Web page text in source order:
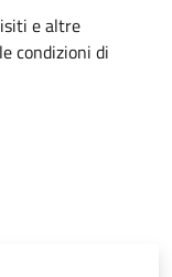
e altre
condizioni di